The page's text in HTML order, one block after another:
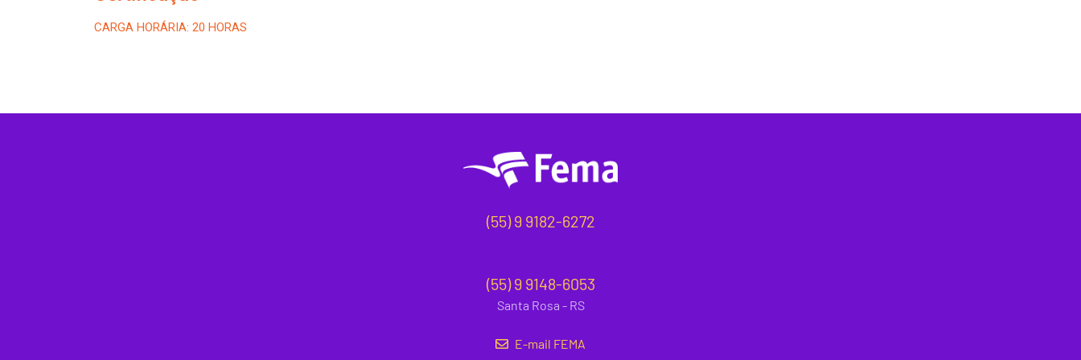
CARGA HORÁRIA: 20 HORAS
(55) 9 9182-6272
(55) 9 9148-6053
Santa Rosa - RS
E-mail FEMA